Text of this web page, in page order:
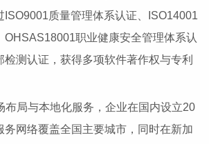
ISO9001质量管理体系认证、ISO14001
OHSAS18001职业健康安全管理体系认
测认证，获得多项软件著作权与专利
局与本地化服务，企业在国内设立20
务网络覆盖全国主要城市，同时在新加